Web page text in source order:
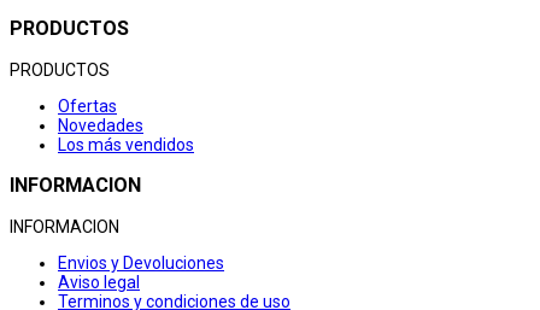
PRODUCTOS
PRODUCTOS
Ofertas
Novedades
Los más vendidos
INFORMACION
INFORMACION
Envios y Devoluciones
Aviso legal
Terminos y condiciones de uso